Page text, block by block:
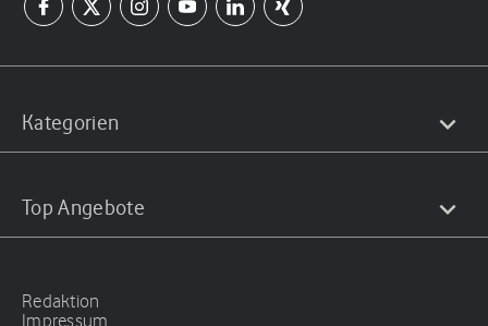
Kategorien
Top Angebote
Redaktion
Impressum